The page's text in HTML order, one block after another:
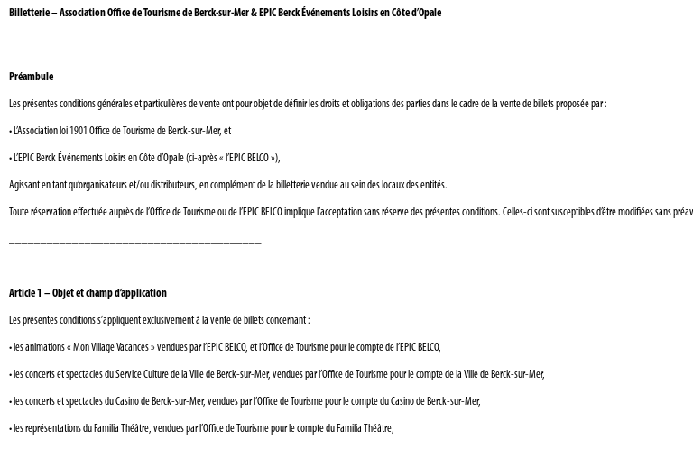
Billetterie – Association Office de Tourisme de Berck-sur-Mer & EPIC Berck Événements Loisirs en Côte d’Opale
Préambule
Les présentes conditions générales et particulières de vente ont pour objet de définir les droits et obligations des parties dans le cadre de la vente de billets proposée par :
• L’Association loi 1901 Office de Tourisme de Berck-sur-Mer, et
• L’EPIC Berck Événements Loisirs en Côte d’Opale (ci-après « l’EPIC BELCO »),
Agissant en tant qu’organisateurs et/ou distributeurs, en complément de la billetterie vendue au sein des locaux des entités.
Toute réservation effectuée auprès de l’Office de Tourisme ou de l’EPIC BELCO implique l’acceptation sans réserve des présentes conditions. Celles-ci sont susceptibles d’être modifiées sans
Article 1 – Objet et champ d’application
Les présentes conditions s’appliquent exclusivement à la vente de billets concernant :
• les animations « Mon Village Vacances » vendues par l’EPIC BELCO, et l’Office de Tourisme pour le compte de l’EPIC BELCO,
• les concerts et spectacles du Service Culture de la Ville de Berck-sur-Mer, vendues par l’Office de Tourisme pour le compte de la Ville de Berck-sur-Mer,
• les concerts et spectacles du Casino de Berck-sur-Mer, vendues par l’Office de Tourisme pour le compte du Casino de Berck-sur-Mer,
• les représentations du Familia Théâtre, vendues par l’Office de Tourisme pour le compte du Familia Théâtre,